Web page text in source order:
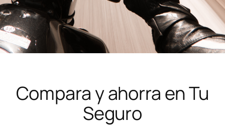
Compara y ahorra en Tu
Seguro